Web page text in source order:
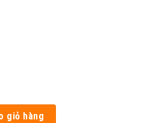
- Mã QACC181 số lượng
giỏ hàng